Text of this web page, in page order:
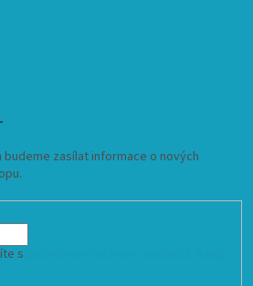
budeme zasílat informace o nových
s